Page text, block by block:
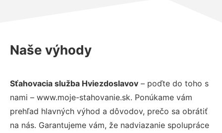
Naše výhody
Sťahovacia služba Hviezdoslavov – poďte do toho s
nami – www.moje-stahovanie.sk. Ponúkame vám
prehľad hlavných výhod a dôvodov, prečo sa obrátiť
na nás. Garantujeme vám, že nadviazanie spolupráce